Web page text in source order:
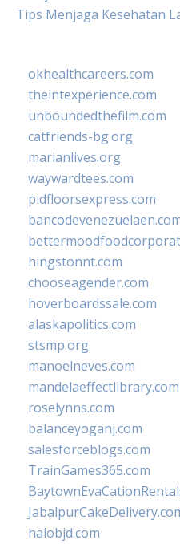
Tips Menjaga Kesehatan
okhealthcareers.com
theintexperience.com
unboundedthefilm.com
catfriends-bg.org
marianlives.org
waywardtees.com
pidfloorsexpress.com
hingstonnt.com
chooseagender.com
hoverboardssale.com
alaskapolitics.com
stsmp.org
manoelneves.com
mandelaeffectlibrary.com
roselynns.com
balanceyoganj.com
salesforceblogs.com
TrainGames365.com
halobjd.com